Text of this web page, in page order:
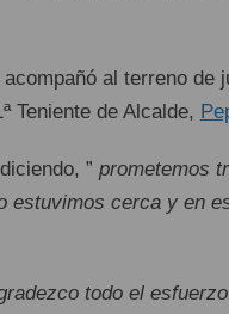
al terreno de
Teniente de Alcalde,
” prometemos
estuvimos cerca y en
todo el